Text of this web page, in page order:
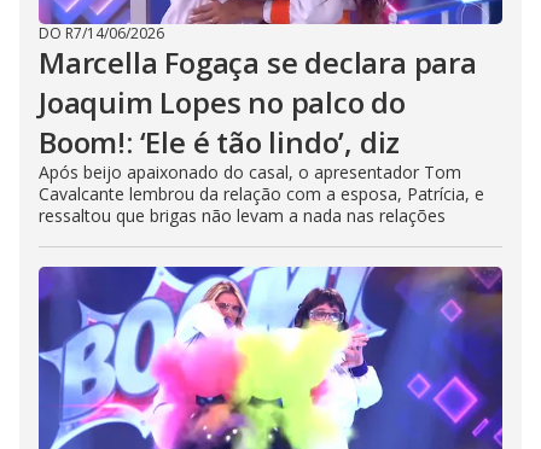
DO R7/14/06/2026
Marcella Fogaça se declara para
Joaquim Lopes no palco do
Boom!: ‘Ele é tão lindo’, diz
Após beijo apaixonado do casal, o apresentador Tom
Cavalcante lembrou da relação com a esposa, Patrícia, e
ressaltou que brigas não levam a nada nas relações